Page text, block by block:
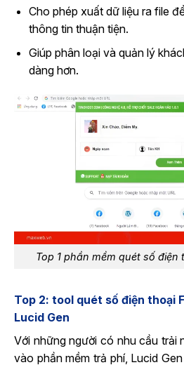
Cho phép xuất dữ liệu ra file
thông tin thuận tiện.
Giúp phân loại và quản lý
dàng hơn.
Top 1 phần mềm quét số điện
Top 2: tool quét số điện thoại
Lucid Gen
Với những người có nhu cầu trải
vào phần mềm trả phí, Lucid